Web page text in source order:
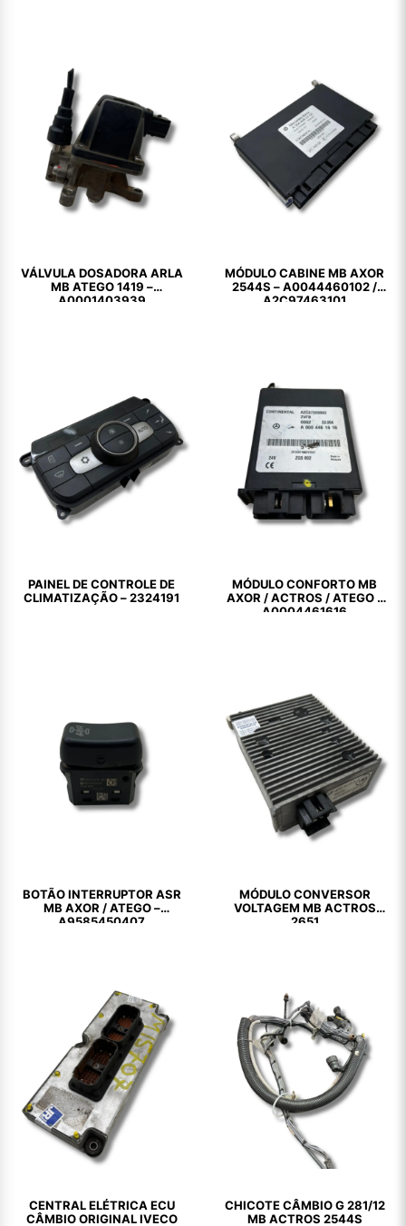
VÁLVULA DOSADORA ARLA
MB ATEGO 1419 –
A0001403939
MÓDULO CABINE MB AXOR
2544S – A0044460102 /
A2C97463101
PAINEL DE CONTROLE DE
CLIMATIZAÇÃO – 2324191
MÓDULO CONFORTO MB
AXOR / ACTROS / ATEGO –
A0004461616
BOTÃO INTERRUPTOR ASR
MB AXOR / ATEGO –
A9585450407
MÓDULO CONVERSOR
VOLTAGEM MB ACTROS
2651
CENTRAL ELÉTRICA ECU
CÂMBIO ORIGINAL IVECO
CHICOTE CÂMBIO G 281/12
MB ACTROS 2544S